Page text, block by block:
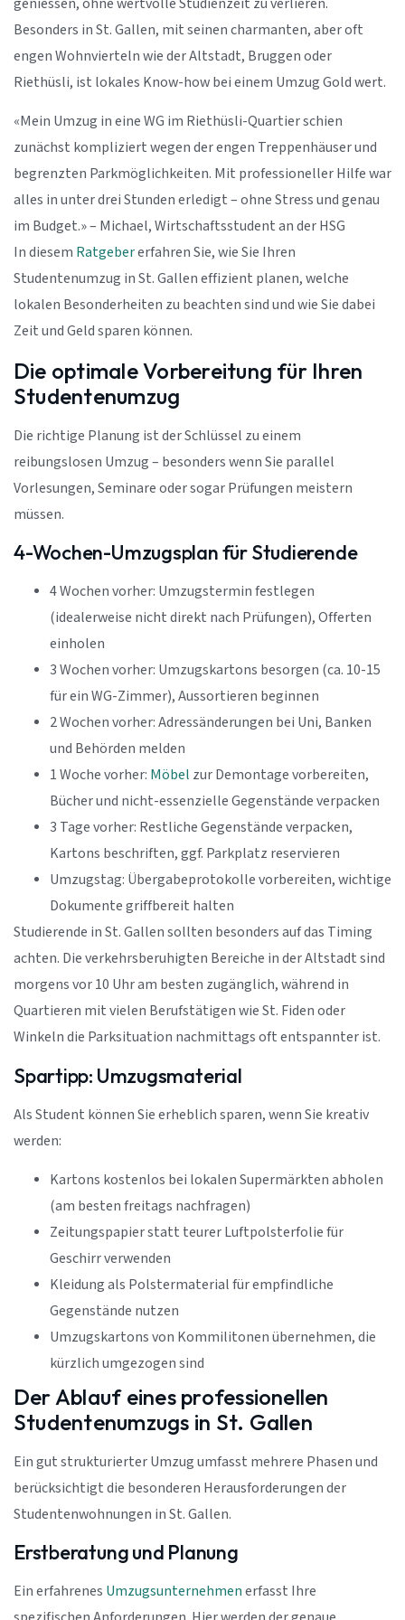
geniessen, ohne wertvolle Studienzeit zu verlieren.
Besonders in St. Gallen, mit seinen charmanten, aber oft
engen Wohnvierteln wie der Altstadt, Bruggen oder
Riethüsli, ist lokales Know-how bei einem Umzug Gold wert.
«Mein Umzug in eine WG im Riethüsli-Quartier schien
zunächst kompliziert wegen der engen Treppenhäuser und
begrenzten Parkmöglichkeiten. Mit professioneller Hilfe war
alles in unter drei Stunden erledigt – ohne Stress und genau
im Budget.» – Michael, Wirtschaftsstudent an der HSG
In diesem Ratgebererfahren Sie, wie Sie Ihren
Studentenumzug in St. Gallen effizient planen, welche
lokalen Besonderheiten zu beachten sind und wie Sie dabei
Zeit und Geld sparen können.
Die optimale Vorbereitung für Ihren
Studentenumzug
Die richtige Planung ist der Schlüssel zu einem
reibungslosen Umzug – besonders wenn Sie parallel
Vorlesungen, Seminare oder sogar Prüfungen meistern
müssen.
4-Wochen-Umzugsplan für Studierende
4 Wochen vorher: Umzugstermin festlegen
(idealerweise nicht direkt nach Prüfungen), Offerten
einholen
3 Wochen vorher: Umzugskartons besorgen (ca. 10-15
für ein WG-Zimmer), Aussortieren beginnen
2 Wochen vorher: Adressänderungen bei Uni, Banken
und Behörden melden
1 Woche vorher: Möbel zur Demontage vorbereiten,
Bücher und nicht-essenzielle Gegenstände verpacken
3 Tage vorher: Restliche Gegenstände verpacken,
Kartons beschriften, ggf. Parkplatz reservieren
Umzugstag: Übergabeprotokolle vorbereiten, wichtige
Dokumente griffbereit halten
Studierende in St. Gallen sollten besonders auf das Timing
achten. Die verkehrsberuhigten Bereiche in der Altstadt sind
morgens vor 10 Uhr am besten zugänglich, während in
Quartieren mit vielen Berufstätigen wie St. Fiden oder
Winkeln die Parksituation nachmittags oft entspannter ist.
Spartipp: Umzugsmaterial
Als Student können Sie erheblich sparen, wenn Sie kreativ
werden:
Kartons kostenlos bei lokalen Supermärkten abholen
(am besten freitags nachfragen)
Zeitungspapier statt teurer Luftpolsterfolie für
Geschirr verwenden
Kleidung als Polstermaterial für empfindliche
Gegenstände nutzen
Umzugskartons von Kommilitonen übernehmen, die
kürzlich umgezogen sind
Der Ablauf eines professionellen
Studentenumzugs in St. Gallen
Ein gut strukturierter Umzug umfasst mehrere Phasen und
berücksichtigt die besonderen Herausforderungen der
Studentenwohnungen in St. Gallen.
Erstberatung und Planung
Ein erfahrenes Umzugsunternehmenerfasst Ihre